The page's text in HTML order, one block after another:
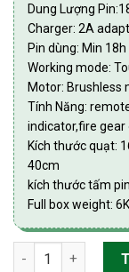
Dung Lượng
Charger: 2A
Pin dùng: Min
Working mode:
Motor: Brushless
Tính Năng:
indicator,fire gear
Kích thước quạt:
40cm
kích thước tấm
Full box weight:
Quạt Năng Lượng